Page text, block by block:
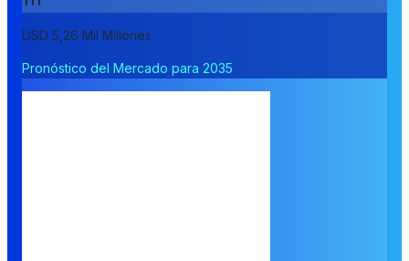
USD 5,26 Mil Millones
Pronóstico del Mercado para 2035